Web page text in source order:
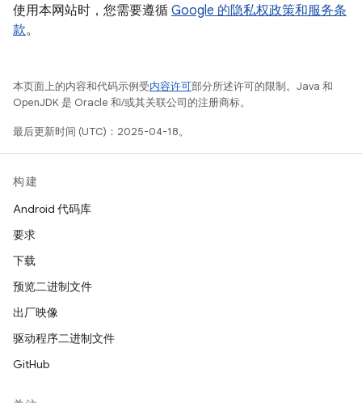
使用本网站时，您需要遵循 Google 的隐私权政策和服务条
款。
本页面上的内容和代码示例受内容许可部分所述许可的限制。Java 和
OpenJDK 是 Oracle 和/或其关联公司的注册商标。
最后更新时间 (UTC)：2025-04-18。
构建
Android 代码库
要求
下载
预览二进制文件
出厂映像
驱动程序二进制文件
GitHub